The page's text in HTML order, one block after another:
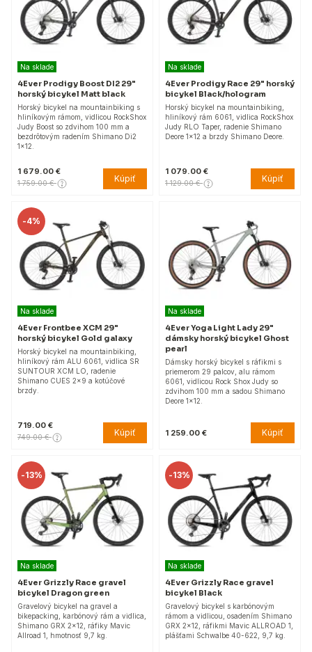
Na sklade
4Ever Prodigy Boost DI2 29"
horský bicykel Matt black
Horský bicykel na mountainbiking s
hliníkovým rámom, vidlicou RockShox
Judy Boost so zdvihom 100 mm a
bezdrôtovým radením Shimano Di2
1x12.
1 679.00 €
1 759.00 € Kúpiť
Na sklade
4Ever Prodigy Race 29" horský
bicykel Black/hologram
Horský bicykel na mountainbiking,
hliníkový rám 6061, vidlica RockShox
Judy RLO Taper, radenie Shimano
Deore 1x12 a brzdy Shimano Deore.
1 079.00 €
1 129.00 € Kúpiť
-4%
Na sklade
4Ever Frontbee XCM 29"
horský bicykel Gold galaxy
Horský bicykel na mountainbiking,
hliníkový rám ALU 6061, vidlica SR
SUNTOUR XCM LO, radenie
Shimano CUES 2x9 a kotúčové
brzdy.
719.00 €
749.00 € Kúpiť
Na sklade
4Ever Yoga Light Lady 29"
dámsky horský bicykel Ghost
pearl
Dámsky horský bicykel s ráfikmi s
priemerom 29 palcov, alu rámom
6061, vidlicou Rock Shox Judy so
zdvihom 100 mm a sadou Shimano
Deore 1x12.
1 259.00 € Kúpiť
-13%
Na sklade
4Ever Grizzly Race gravel
bicykel Dragon green
Gravelový bicykel na gravel a
bikepacking, karbónový rám a vidlica,
Shimano GRX 2x12, ráfiky Mavic
Allroad 1, hmotnosť 9,7 kg.
-13%
Na sklade
4Ever Grizzly Race gravel
bicykel Black
Gravelový bicykel s karbónovým
rámom a vidlicou, osadením Shimano
GRX 2x12, ráfikmi Mavic ALLROAD 1,
plášťami Schwalbe 40-622, 9,7 kg.